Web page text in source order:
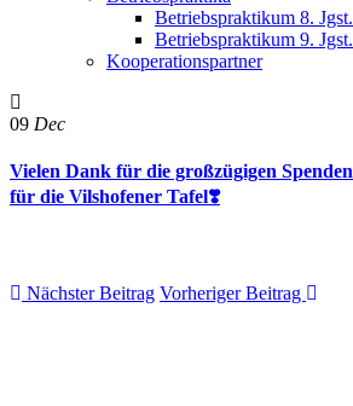
Betriebspraktikum 8. Jgst.
Betriebspraktikum 9. Jgst.
Kooperationspartner
09 Dec
Vielen Dank für die großzügigen Spenden
für die Vilshofener Tafel❣️
Nächster Beitrag Vorheriger Beitrag